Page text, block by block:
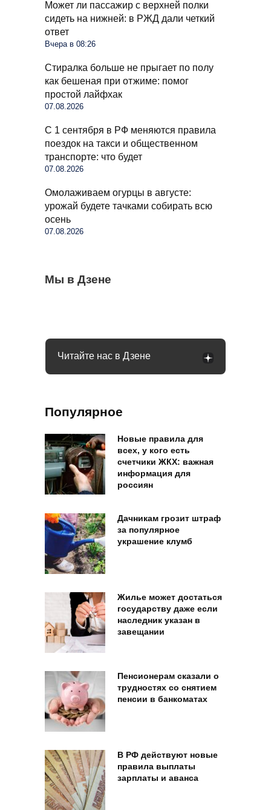
Может ли пассажир с верхней полки
сидеть на нижней: в РЖД дали четкий
ответ
Вчера в 08:26
Стиралка больше не прыгает по полу
как бешеная при отжиме: помог
простой лайфхак
07.08.2026
С 1 сентября в РФ меняются правила
поездок на такси и общественном
транспорте: что будет
07.08.2026
Омолаживаем огурцы в августе:
урожай будете тачками собирать всю
осень
07.08.2026
Мы в Дзене
Бывший продавец выдала уловки
«Магнита» и «Пятерочки»: сети всегда
Семьи в России получат до 200 тысяч
С 1 сентября россиян будут сажать и
Читайте нас в Дзене
Популярное
Новые правила для
всех, у кого есть
счетчики ЖКХ: важная
информация для
россиян
Дачникам грозит штраф
за популярное
украшение клумб
Жилье может достаться
государству даже если
наследник указан в
завещании
Пенсионерам сказали о
трудностях со снятием
пенсии в банкоматах
В РФ действуют новые
правила выплаты
зарплаты и аванса